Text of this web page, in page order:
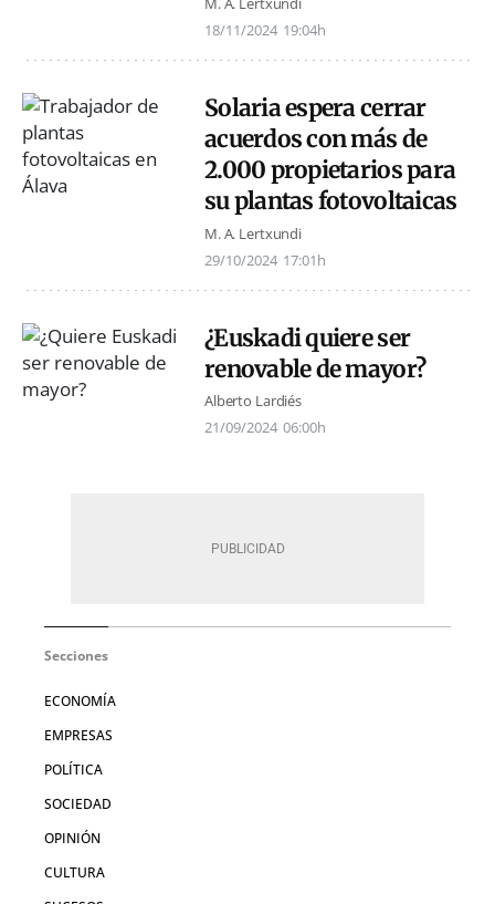
18/11/2024 19:04h
Solaria espera cerrar
acuerdos con más de
2.000 propietarios para
su plantas fotovoltaicas
M. A. Lertxundi
29/10/2024 17:01h
¿Euskadi quiere ser
renovable de mayor?
Alberto Lardiés
21/09/2024 06:00h
Secciones
ECONOMÍA
EMPRESAS
POLÍTICA
SOCIEDAD
OPINIÓN
CULTURA